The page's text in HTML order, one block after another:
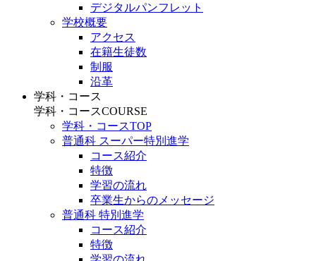
デジタルパンフレット
学校概要
アクセス
在籍生徒数
制服
沿革
学科・コース
学科・コースCOURSE
学科・コースTOP
普通科 スーパー特別進学
コース紹介
特徴
学習の流れ
卒業生からのメッセージ
普通科 特別進学
コース紹介
特徴